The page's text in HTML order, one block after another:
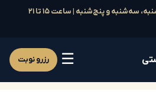
سه‌شنبه و پنج‌شنبه | ساعت ۱۵ تا ۲۱
☰ رزرو نوبت